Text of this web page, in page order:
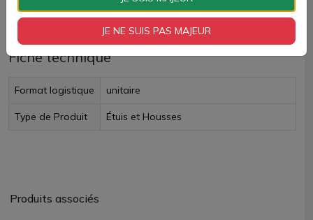
Livraison rapide
Fiche technique
Format logistique unitaire
Type de Produit Étuis et Housses
Produits associés
JE NE SUIS PAS MAJEUR